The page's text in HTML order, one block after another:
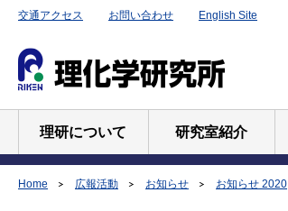
交通アクセス お問い合わせ English Site
理研について 研究室紹介
Home 広報活動 お知らせ お知らせ 2020